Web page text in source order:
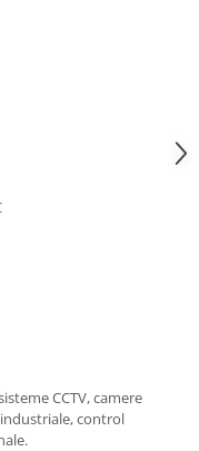
CCTV, camere
control